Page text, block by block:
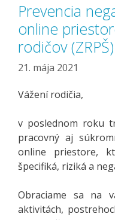
Prevencia
online
rodičov (ZRPŠ)
21. mája 2021
Vážení rodičia,
v poslednom roku
pracovný aj
online priestore,
špecifiká, riziká a
Obraciame sa na
aktivitách,